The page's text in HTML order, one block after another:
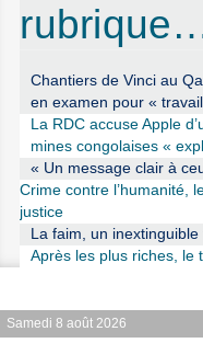
Chantiers de Vinci au
en examen pour «
La RDC accuse Apple
mines congolaises «
« Un message clair à
Crime contre l’humanité,
justice
La faim, un inextinguible
Après les plus riches, le
Samedi 8 août 2026